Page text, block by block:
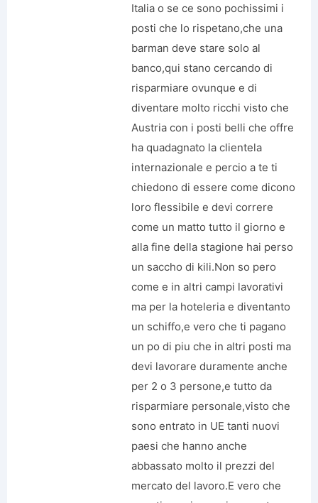
Italia o se ce sono pochissimi i
posti che lo rispetano,che una
barman deve stare solo al
banco,qui stano cercando di
risparmiare ovunque e di
diventare molto ricchi visto che
Austria con i posti belli che offre
ha quadagnato la clientela
internazionale e percio a te ti
chiedono di essere come dicono
loro flessibile e devi correre
come un matto tutto il giorno e
alla fine della stagione hai perso
un saccho di kili.Non so pero
come e in altri campi lavorativi
ma per la hoteleria e diventanto
un schiffo,e vero che ti pagano
un po di piu che in altri posti ma
devi lavorare duramente anche
per 2 o 3 persone,e tutto da
risparmiare personale,visto che
sono entrato in UE tanti nuovi
paesi che hanno anche
abbassato molto il prezzi del
mercato del lavoro.E vero che